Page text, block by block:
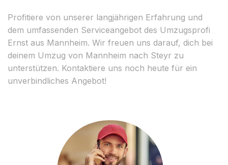
Profitiere von unserer langjährigen Erfahrung und
dem umfassenden Serviceangebot des Umzugsprofi
Ernst aus Mannheim. Wir freuen uns darauf, dich bei
deinem Umzug von Mannheim nach Steyr zu
unterstützen. Kontaktiere uns noch heute für ein
unverbindliches Angebot!